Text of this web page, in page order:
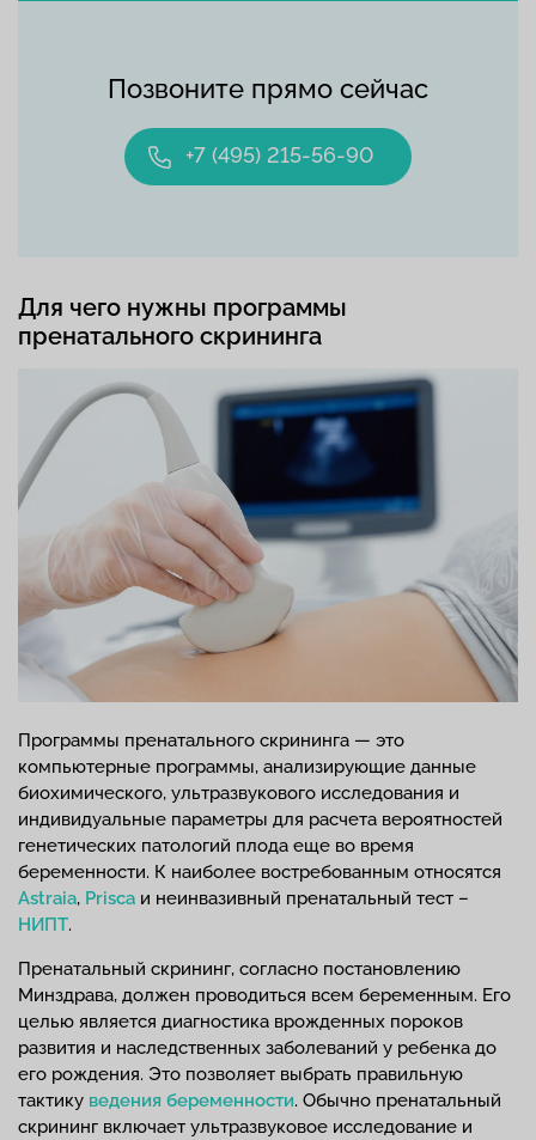
Позвоните прямо сейчас
+7 (495) 215-56-90
Для чего нужны программы
пренатального скрининга
Программы пренатального скрининга — это
компьютерные программы, анализирующие данные
биохимического, ультразвукового исследования и
индивидуальные параметры для расчета вероятностей
генетических патологий плода еще во время
беременности. К наиболее востребованным относятся
Astraia, Prisca и неинвазивный пренатальный тест –
НИПТ.
Пренатальный скрининг, согласно постановлению
Минздрава, должен проводиться всем беременным. Его
целью является диагностика врожденных пороков
развития и наследственных заболеваний у ребенка до
его рождения. Это позволяет выбрать правильную
тактику ведения беременности. Обычно пренатальный
скрининг включает ультразвуковое исследование и